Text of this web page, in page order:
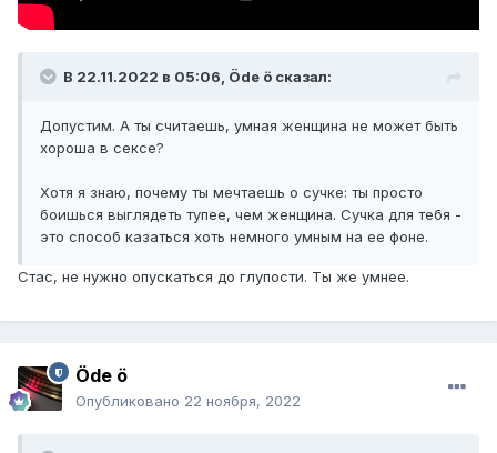
В 22.11.2022 в 05:06, Öde ö сказал:
Допустим. А ты считаешь, умная женщина не может быть
хороша в сексе?
Хотя я знаю, почему ты мечтаешь о сучке: ты просто
боишься выглядеть тупее, чем женщина. Сучка для тебя -
это способ казаться хоть немного умным на ее фоне.
Стас, не нужно опускаться до глупости. Ты же умнее.
Öde ö
Опубликовано 22 ноября, 2022